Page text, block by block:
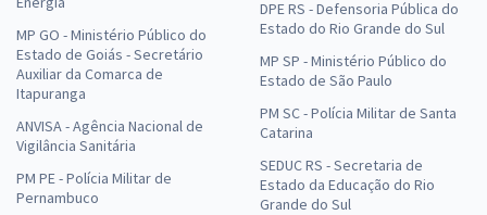
MP GO - Ministério Público do
Estado de Goiás - Secretário
Auxiliar da Comarca de
Itapuranga
ANVISA - Agência Nacional de
Vigilância Sanitária
PM PE - Polícia Militar de
Pernambuco
DPE RS - Defensoria Pública do
Estado do Rio Grande do Sul
MP SP - Ministério Público do
Estado de São Paulo
PM SC - Polícia Militar de Santa
Catarina
SEDUC RS - Secretaria de
Estado da Educação do Rio
Grande do Sul